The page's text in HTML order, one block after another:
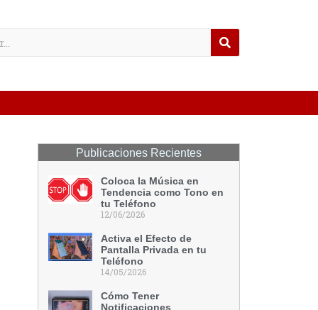
Publicaciones Recientes
Coloca la Música en
Tendencia como Tono en
tu Teléfono
12/06/2026
Activa el Efecto de
Pantalla Privada en tu
Teléfono
14/05/2026
Cómo Tener
Notificaciones